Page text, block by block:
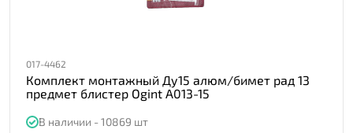
017-4462
Комплект монтажный Ду15 алюм/бимет рад 13
предмет блистер Ogint A013-15
В наличии - 10869 шт